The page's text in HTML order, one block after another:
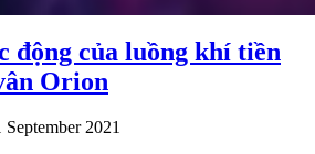
động của luồng khí tiền
Orion
September 2021